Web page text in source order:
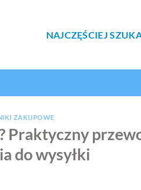
NAJCZĘŚCIEJ
ZAKUPOWE
Praktyczny
do wysyłki